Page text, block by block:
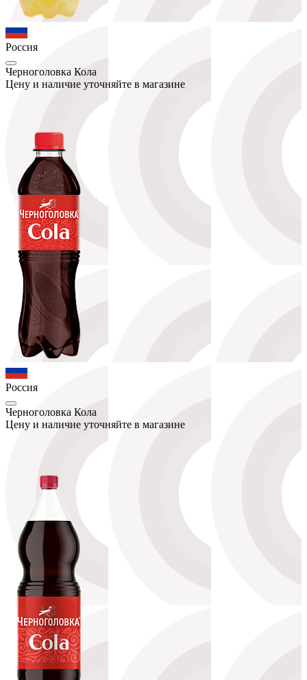
Россия
Черноголовка Кола
Цену и наличие уточняйте в магазине
Россия
Черноголовка Кола
Цену и наличие уточняйте в магазине